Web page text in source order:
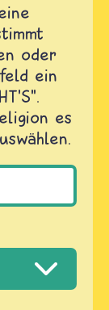
oder
ein
es